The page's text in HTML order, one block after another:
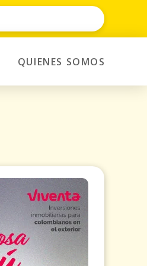
QUIENES SOMOS